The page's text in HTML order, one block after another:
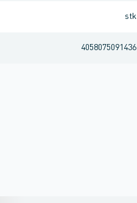
stk
4058075091436